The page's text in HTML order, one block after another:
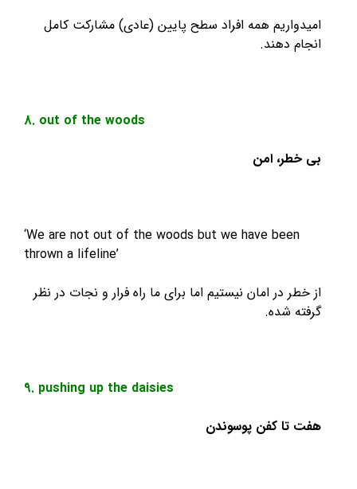
همه افراد سطح پایین (عادی) مشارکت کامل
8. out of the woods
امن
‘We are not out of the woods but we have
thrown a lifeline’
در امان نیستیم اما برای ما راه فرار و نجات در نظر
9. pushing up the daisies
کفن پوسوندن